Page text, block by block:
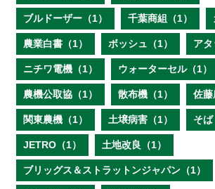
ブルドーザー（1） 千葉商組（1）
農業白書（1） ボッシュ（1） アタ
ニチワ電機（1） ウォーターセル（1）
農機公取協（1） 散布機（1） 佐藤
関東農機（1） 土壌病害（1） そば
JETRO（1） 土地改良（1）
ブリッグス＆ストラットンジャパン（1）